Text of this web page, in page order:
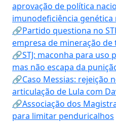
aprovação de política
imunodeficiência genética
🔗Partido questiona no
empresa de mineração de
🔗STJ: maconha para uso
mas não escapa da
🔗Caso Messias: rejeição
articulação de Lula com
🔗Associação dos
para limitar penduricalhos